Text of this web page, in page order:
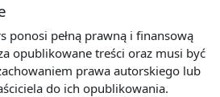
ponosi pełną prawną i finansową
opublikowane treści oraz musi być
prawa autorskiego lub
do ich opublikowania.